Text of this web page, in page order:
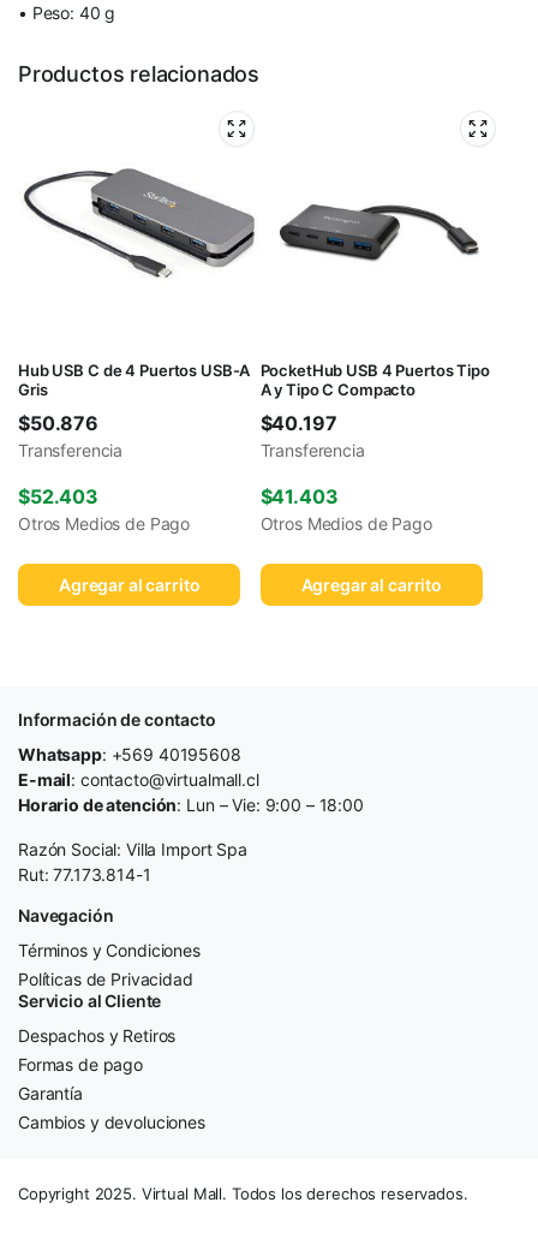
• Peso: 40 g
Productos relacionados
Hub USB C de 4 Puertos USB-A
Gris
$50.876
Transferencia
$52.403
Otros Medios de Pago
Agregar al carrito
PocketHub USB 4 Puertos Tipo
A y Tipo C Compacto
$40.197
Transferencia
$41.403
Otros Medios de Pago
Agregar al carrito
Información de contacto
Whatsapp: +569 40195608
E-mail: contacto@virtualmall.cl
Horario de atención: Lun – Vie: 9:00 – 18:00
Razón Social: Villa Import Spa
Rut: 77.173.814-1
Navegación
Términos y Condiciones
Políticas de Privacidad
Servicio al Cliente
Despachos y Retiros
Formas de pago
Garantía
Cambios y devoluciones
Copyright 2025. Virtual Mall. Todos los derechos reservados.